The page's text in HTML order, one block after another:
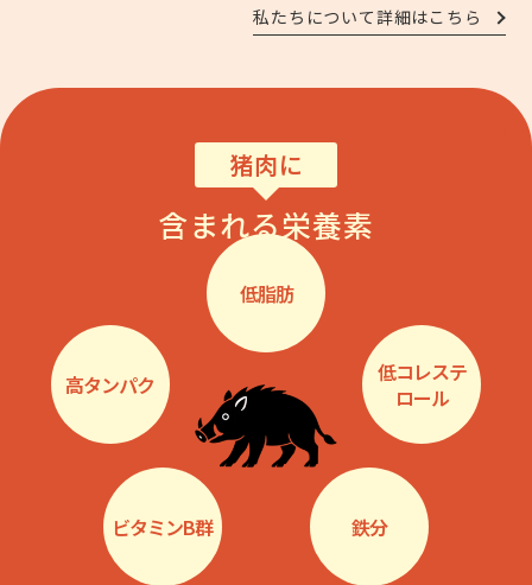
私たちについて詳細はこちら
猪肉に
含まれる栄養素
低脂肪
低コレステ
ロール
鉄分
ビタミンB群
高タンパク